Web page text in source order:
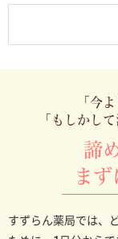
「今
「もしかし
諦
まず
すずらん薬局では、